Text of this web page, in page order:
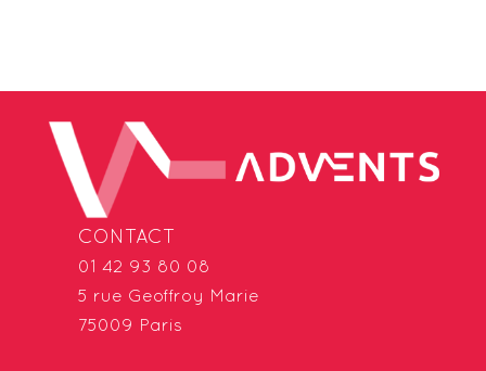
CONTACT
01 42 93 80 08
5 rue Geoffroy Marie
75009 Paris